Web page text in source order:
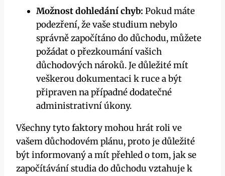
Možnost dohledání chyb: Pokud máte
podezření, že vaše studium nebylo
správně započítáno do důchodu, můžete
požádat o přezkoumání vašich
důchodových nároků. Je důležité mít
veškerou dokumentaci k ruce a být
připraven na případné dodatečné
administrativní úkony.
Všechny tyto faktory mohou hrát roli ve
vašem důchodovém plánu, proto je důležité
být informovaný a mít přehled o tom, jak se
započítávání studia do důchodu vztahuje k